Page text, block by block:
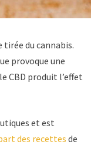
tirée du cannabis.
provoque une
CBD produit l’effet
et est
des recettes de